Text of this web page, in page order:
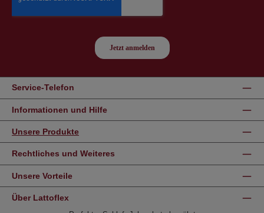
Service-Telefon
Informationen und Hilfe
Unsere Produkte
Rechtliches und Weiteres
Unsere Vorteile
Über Lattoflex